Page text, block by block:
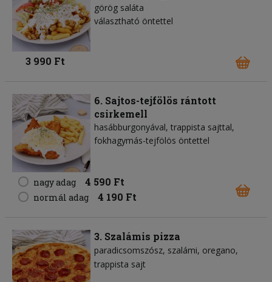
görög saláta
választható öntettel
3 990 Ft
6. Sajtos-tejfölös rántott
csirkemell
hasábburgonyával, trappista sajttal,
fokhagymás-tejfölös öntettel
nagy adag 4 590 Ft
normál adag 4 190 Ft
3. Szalámis pizza
paradicsomszósz szalámi oregano
trappista sajt